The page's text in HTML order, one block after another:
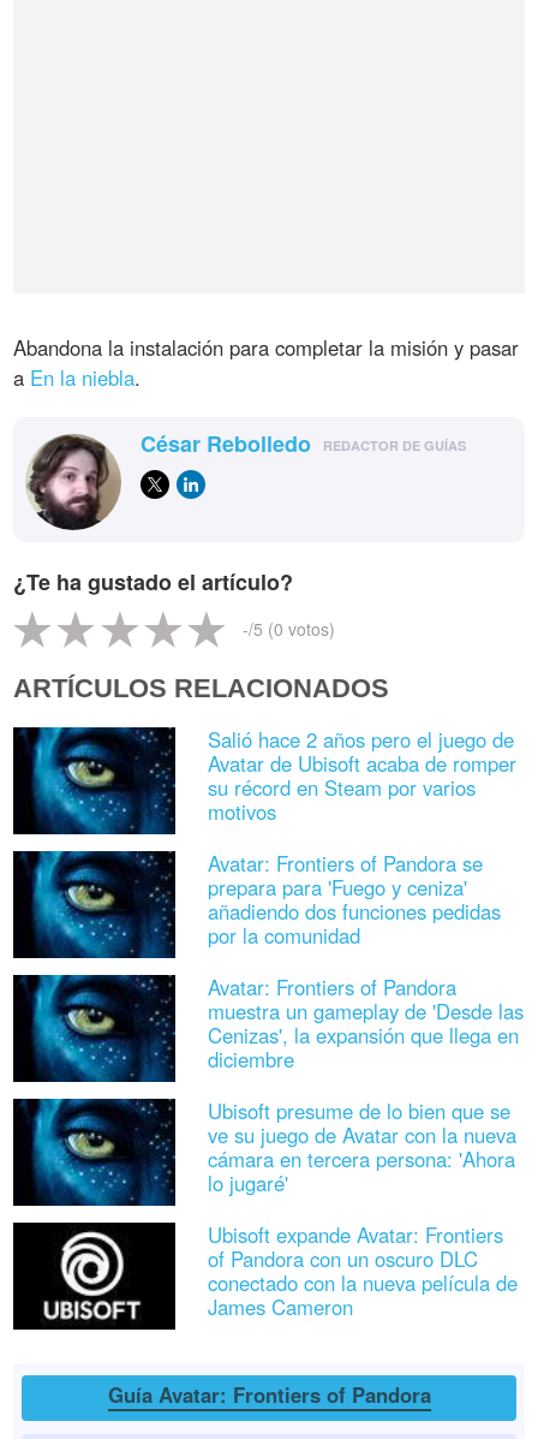
Abandona la instalación para completar la misión y pasar
a En la niebla.
César Rebolledo REDACTOR DE GUÍAS
¿Te ha gustado el artículo?
-/5 (0 votos)
ARTÍCULOS RELACIONADOS
Salió hace 2 años pero el juego de
Avatar de Ubisoft acaba de romper
su récord en Steam por varios
motivos
Avatar: Frontiers of Pandora se
prepara para 'Fuego y ceniza'
añadiendo dos funciones pedidas
por la comunidad
Avatar: Frontiers of Pandora
muestra un gameplay de 'Desde las
Cenizas', la expansión que llega en
diciembre
Ubisoft presume de lo bien que se
ve su juego de Avatar con la nueva
cámara en tercera persona: 'Ahora
lo jugaré'
Ubisoft expande Avatar: Frontiers
of Pandora con un oscuro DLC
conectado con la nueva película de
James Cameron
Guía Avatar: Frontiers of Pandora